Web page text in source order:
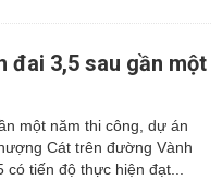
đai 3,5 sau gần một
một năm thi công, dự án
Cát trên đường Vành
có tiến độ thực hiện đạt...